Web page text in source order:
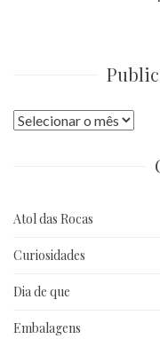
Publicações
Atol das Rocas
Curiosidades
Dia de que
Embalagens